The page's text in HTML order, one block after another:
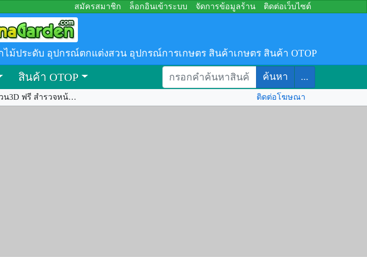
สมัครสมาชิก ล็อกอินเข้าระบบ จัดการข้อมูลร้าน ติดต่อเว็บไซต์
ม้ประดับ อุปกรณ์ตกแต่งสวน อุปกรณ์การเกษตร สินค้าเกษตร สินค้า OTOP
สินค้า OTOP ค้นหา ...
รับจัดสวน ออกแบบสวน3D ฟรี สำรวจหน้างานฟรี รหัส.336116 ติดต่อโฆษณา